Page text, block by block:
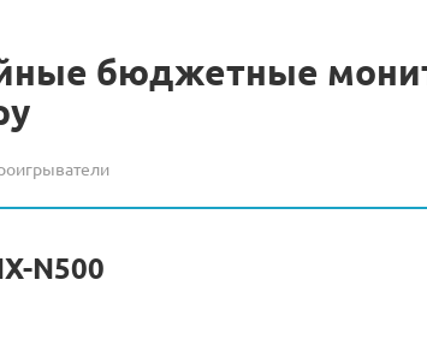
бюджетные
N500